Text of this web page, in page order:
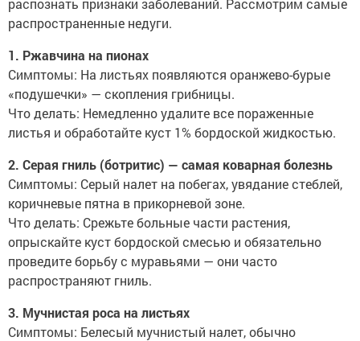
распознать признаки заболеваний. Рассмотрим самые
распространенные недуги.
1. Ржавчина на пионах
Симптомы: На листьях появляются оранжево-бурые
«подушечки» — скопления грибницы.
Что делать: Немедленно удалите все пораженные
листья и обработайте куст 1% бордоской жидкостью.
2. Серая гниль (ботритис) — самая коварная болезнь
Симптомы: Серый налет на побегах, увядание стеблей,
коричневые пятна в прикорневой зоне.
Что делать: Срежьте больные части растения,
опрыскайте куст бордоской смесью и обязательно
проведите борьбу с муравьями — они часто
распространяют гниль.
3. Мучнистая роса на листьях
Симптомы: Белесый мучнистый налет, обычно